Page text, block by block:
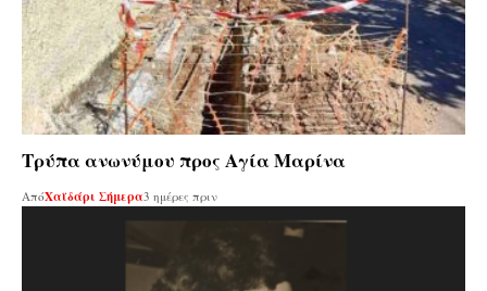
Τρύπα ανωνύμου προς Αγία Μαρίνα
ΑπόΧαϊδάρι Σήμερα3 ημέρες πριν